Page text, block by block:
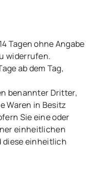
Tagen ohne Angabe
widerrufen.
ab dem Tag,
benannter Dritter,
Waren in Besitz
Sie eine oder
einheitlichen
diese einheitlich